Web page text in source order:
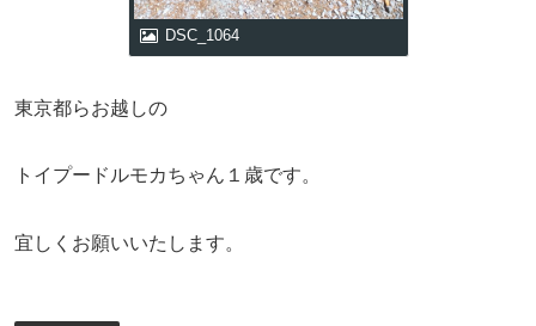
DSC_1064
東京都らお越しの
トイプードルモカちゃん１歳です。
宜しくお願いいたします。